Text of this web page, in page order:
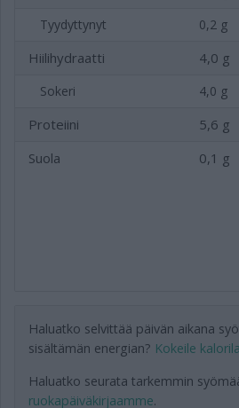
Tyydyttynyt 0,2 g
Hiilihydraatti 4,0 g
Sokeri 4,0 g
Proteiini 5,6 g
Suola
0,1 g
Haluatko selvittää päivän aikana
sisältämän energian? Kokeile
Haluatko seurata tarkemmin
ruokapäiväkirjaamme.